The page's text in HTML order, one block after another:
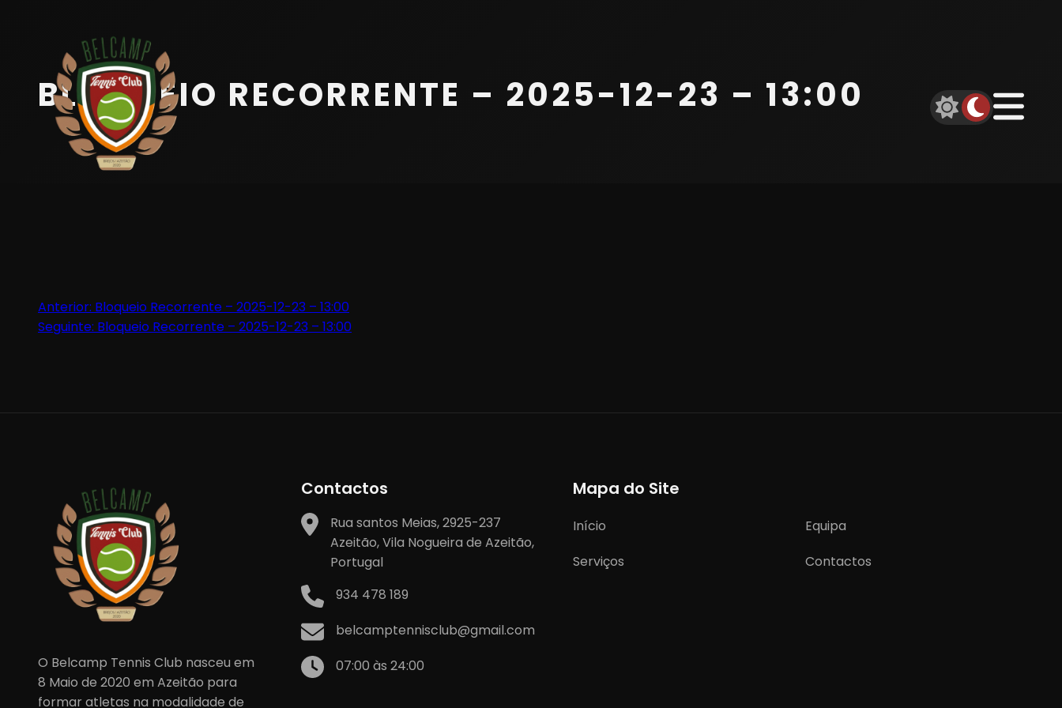
Equipa
Serviços
Parceiros
Beach Tennis
BLOQUEIO RECORRENTE – 2025-12-23 – 13:00
Navegação
de
Anterior: Bloqueio Recorrente – 2025-12-23 – 13:00
Seguinte: Bloqueio Recorrente – 2025-12-23 – 13:00
O Belcamp Tennis Club nasceu em
8 Maio de 2020 em Azeitão para
formar atletas na modalidade de
Contactos
Rua santos Meias, 2925-237
Azeitão, Vila Nogueira de Azeitão,
Portugal
934 478 189
belcamptennisclub@gmail.com
07:00 às 24:00
Mapa do Site
Início
Equipa
Serviços
Contactos